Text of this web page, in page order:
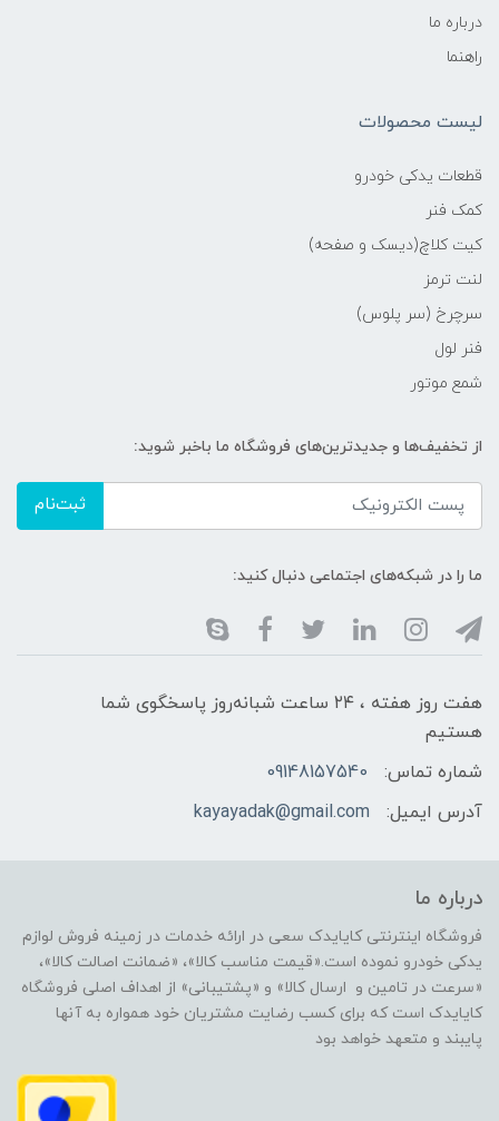
درباره ما
راهنما
لیست محصولات
قطعات یدکی خودرو
کمک فنر
کیت کلاچ(دیسک و صفحه)
لنت ترمز
سرچرخ (سر پلوس)
فنر لول
شمع موتور
از تخفیف‌ها و جدیدترین‌های فروشگاه ما باخبر شوید:
ثبت‌نام
ما را در شبکه‌های اجتماعی دنبال کنید:
هفت روز هفته ، ۲۴ ساعت شبانه‌روز پاسخگوی شما
هستیم
شماره تماس:
09148157540
آدرس ایمیل:
kayayadak@gmail.com
درباره ما
فروشگاه اینترنتی کایایدک سعی در ارائه خدمات در زمینه فروش لوازم
یدکی خودرو نموده است.«قیمت مناسب کالا»، «ضمانت اصالت کالا»،
«سرعت در تامین و ارسال کالا» و «پشتیبانی» از اهداف اصلی فروشگاه
کایایدک است که برای کسب رضایت مشتریان خود همواره به آنها
پایبند و متعهد خواهد بود